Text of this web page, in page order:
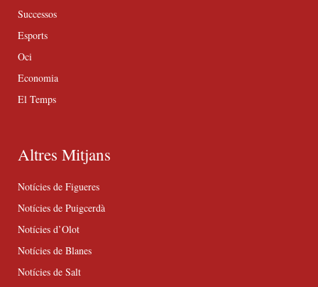
Successos
Esports
Oci
Economia
El Temps
Altres Mitjans
Notícies de Figueres
Notícies de Puigcerdà
Notícies d’Olot
Notícies de Blanes
Notícies de Salt